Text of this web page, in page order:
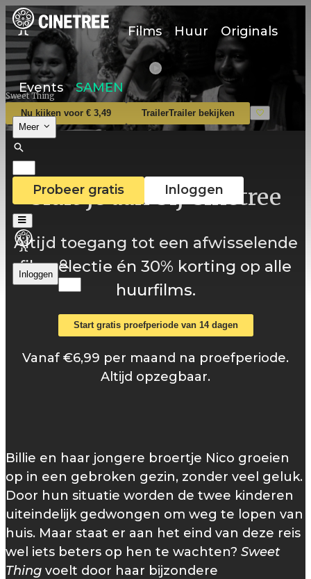
Films Huur Originals
Events SAMEN
Meer
Probeer gratis Inloggen
Inloggen
Sweet Thing
Nu kijken voor € 3,49 TrailerTrailer bekijken
Sluit je aan bij Cinetree
Altijd toegang tot een afwisselende
filmselectie én 30% korting op alle
huurfilms.
Start gratis proefperiode van 14 dagen
Vanaf €6,99 per maand na proefperiode.
Altijd opzegbaar.
Billie en haar jongere broertje Nico groeien
op in een gebroken gezin, zonder veel geluk.
Door hun situatie worden de twee kinderen
uiteindelijk gedwongen om weg te lopen van
huis. Maar staat er aan het eind van deze reis
wel iets beters op hen te wachten? Sweet
Thing voelt door haar bijzondere